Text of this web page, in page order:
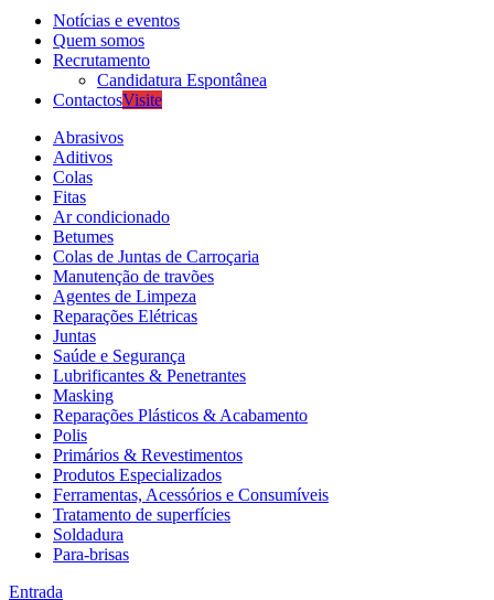
Notícias e eventos
Quem somos
Recrutamento
Candidatura Espontânea
ContactosVisite
Abrasivos
Aditivos
Colas
Fitas
Ar condicionado
Betumes
Colas de Juntas de Carroçaria
Manutenção de travões
Agentes de Limpeza
Reparações Elétricas
Juntas
Saúde e Segurança
Lubrificantes & Penetrantes
Masking
Reparações Plásticos & Acabamento
Polis
Primários & Revestimentos
Produtos Especializados
Ferramentas, Acessórios e Consumíveis
Tratamento de superfícies
Soldadura
Para-brisas
Entrada